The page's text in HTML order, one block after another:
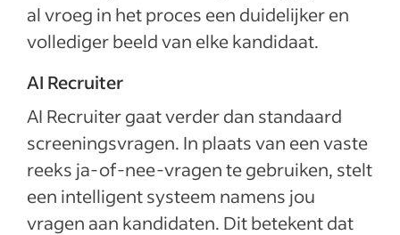
al vroeg in het proces een duidelijker en
vollediger beeld van elke kandidaat.
AI Recruiter
AI Recruiter gaat verder dan standaard
screeningsvragen. In plaats van een vaste
reeks ja-of-nee-vragen te gebruiken, stelt
een intelligent systeem namens jou
vragen aan kandidaten. Dit betekent dat